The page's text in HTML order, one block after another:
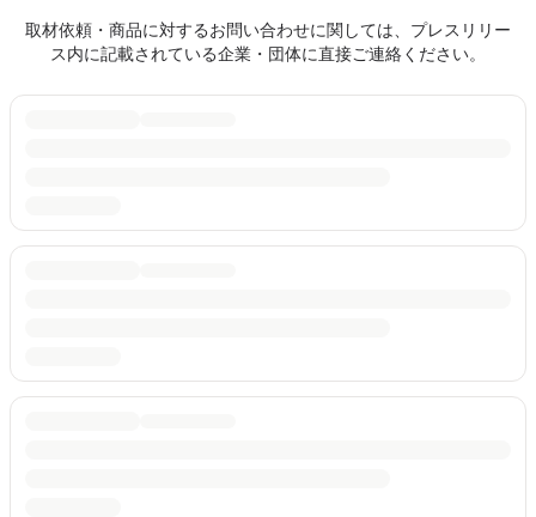
取材依頼・商品に対するお問い合わせに関しては、プレスリリー
ス内に記載されている企業・団体に直接ご連絡ください。